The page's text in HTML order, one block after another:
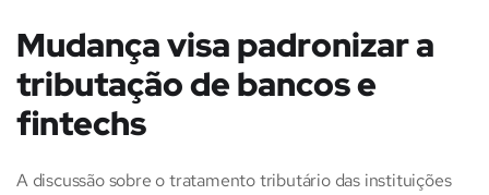
Mudança visa padronizar a
tributação de bancos e
fintechs
A discussão sobre o tratamento tributário das instituições